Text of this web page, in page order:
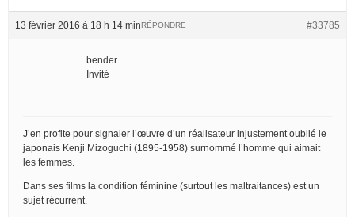
13 février 2016 à 18 h 14 min #33785
RÉPONDRE
bender
Invité
J’en profite pour signaler l’œuvre d’un réalisateur injustement oublié le
japonais Kenji Mizoguchi (1895-1958) surnommé l’homme qui aimait
les femmes.
Dans ses films la condition féminine (surtout les maltraitances) est un
sujet récurrent.